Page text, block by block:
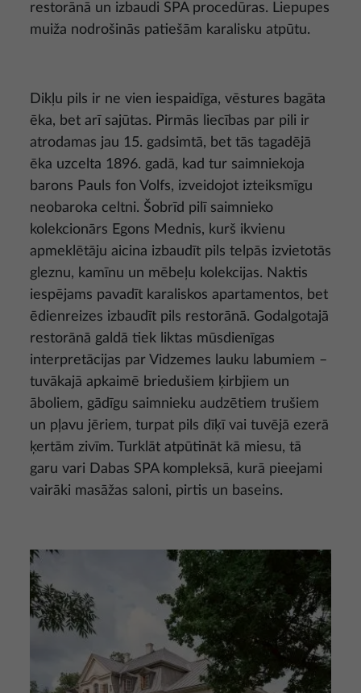
restorānā un izbaudi SPA procedūras. Liepupes
muiža nodrošinās patiešām karalisku atpūtu.
Dikļu pils ir ne vien iespaidīga, vēstures bagāta
ēka, bet arī sajūtas. Pirmās liecības par pili ir
atrodamas jau 15. gadsimtā, bet tās tagadējā
ēka uzcelta 1896. gadā, kad tur saimniekoja
barons Pauls fon Volfs, izveidojot izteiksmīgu
neobaroka celtni. Šobrīd pilī saimnieko
kolekcionārs Egons Mednis, kurš ikvienu
apmeklētāju aicina izbaudīt pils telpās izvietotās
gleznu, kamīnu un mēbeļu kolekcijas. Naktis
iespējams pavadīt karaliskos apartamentos, bet
ēdienreizes izbaudīt pils restorānā. Godalgotajā
restorānā galdā tiek liktas mūsdienīgas
interpretācijas par Vidzemes lauku labumiem –
tuvākajā apkaimē briedušiem ķirbjiem un
āboliem, gādīgu saimnieku audzētiem trušiem
un pļavu jēriem, turpat pils dīķī vai tuvējā ezerā
ķertām zivīm. Turklāt atpūtināt kā miesu, tā
garu vari Dabas SPA kompleksā, kurā pieejami
vairāki masāžas saloni, pirtis un baseins.
Attēls